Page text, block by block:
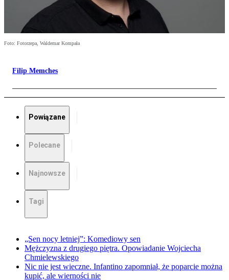
Foto: Fotorzepa, Waldemar Kompała
Filip Memches
Powiązane
Polecane
Najnowsze
Tagi
„Sen nocy letniej”: Komediowy sen
Mężczyzna z drugiego piętra. Opowiadanie Wojciecha
Chmielewskiego
Nic nie jest wieczne. Infantino zapomniał, że poparcie można
kupić, ale wierności nie